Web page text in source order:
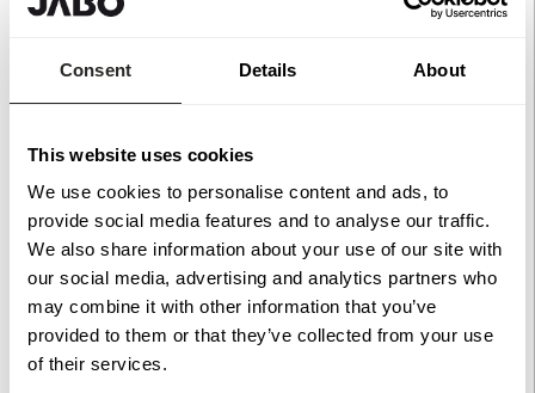
Consent Details About
This website uses cookies
We use cookies to personalise content and ads, to
provide social media features and to analyse our traffic.
We also share information about your use of our site with
our social media, advertising and analytics partners who
may combine it with other information that you’ve
provided to them or that they’ve collected from your use
of their services.
Rekommenderade tillbehör
2400x22x45 mm
2400x95x45 mm
595 kr
Arnö Monteringslist
grundmålad 2400x65x20
mm
299 kr
Köp
Arnö Räckespelare
grundmålad 105x105x700
mm